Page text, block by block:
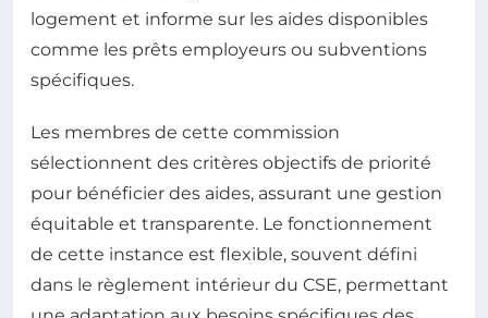
logement et informe sur les aides disponibles
comme les prêts employeurs ou subventions
spécifiques.
Les membres de cette commission
sélectionnent des critères objectifs de priorité
pour bénéficier des aides, assurant une gestion
équitable et transparente. Le fonctionnement
de cette instance est flexible, souvent défini
dans le règlement intérieur du CSE, permettant